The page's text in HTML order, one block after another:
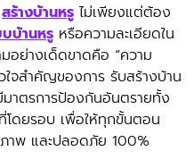
สร้างบ้านหรู ไม่เพียงแต่ต้อง
บ้านหรู หรือความละเอียดใน
อย่างเด็ดขาดคือ “ความ
จสำคัญของการ รับสร้างบ้าน
าตรการป้องกันอันตรายทั้ง
ดยรอบ เพื่อให้ทุกขั้นตอน
ภาพ และปลอดภัย 100%